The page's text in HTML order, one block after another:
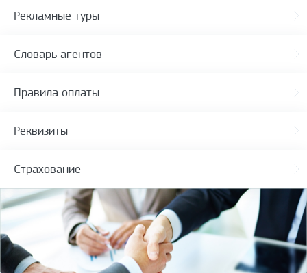
Рекламные туры
Словарь агентов
Правила оплаты
Реквизиты
Страхование